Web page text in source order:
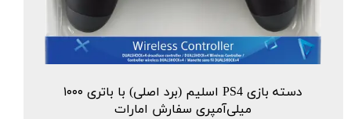
دسته بازی PS4 اسلیم (برد اصلی) با باتری ۱۰۰۰
میلی‌آمپری سفارش امارات